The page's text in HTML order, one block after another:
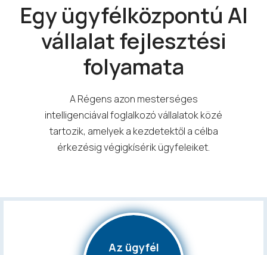
Egy ügyfélközpontú AI
vállalat fejlesztési
folyamata
A Régens azon mesterséges
intelligenciával foglalkozó vállalatok közé
tartozik, amelyek a kezdetektől a célba
érkezésig végigkísérik ügyfeleiket.
Az ügyfél